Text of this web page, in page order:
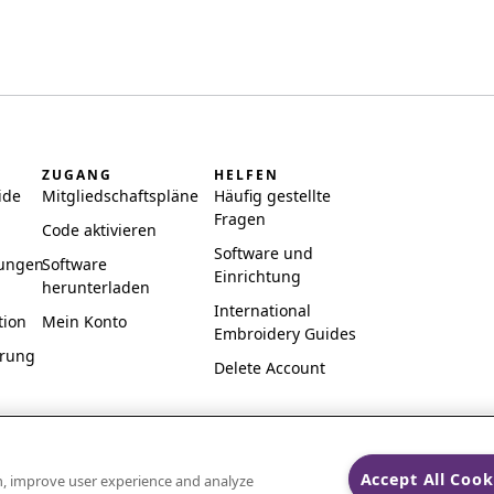
ZUGANG
Mitgliedschaftspläne
Code aktivieren
Software
herunterladen
Mein Konto
HELFEN
Häufig gestellte
Fragen
Software und
Einrichtung
International
Embroidery Guides
Delete Account
improve user experience and analyze
Accept All